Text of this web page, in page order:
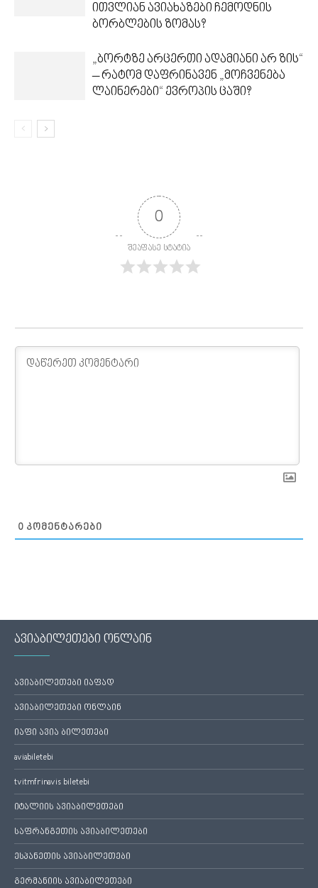
ითვლიან ავიახაზები ჩემოდნის
ბორბლების ზომას?
„ბორტზე არცერთი ადამიანი არ ზის“
– რატომ დაფრინავენ „მოჩვენება
ლაინერები“ ევროპის ცაში?
0
შეაფასე სტატია
0 ᲙᲝᲛᲔᲜᲢᲐᲠᲔᲑᲘ
ავიაბილეთები ონლაინ
ავიაბილეთები იაფად
ავიაბილეთები ონლაინ
იაფი ავია ბილეთები
aviabiletebi
tvitmfrinavis biletebi
იტალიის ავიაბილეთები
საფრანგეთის ავიაბილეთები
ესპანეთის ავიაბილეთები
გერმანიის ავიაბილეთები